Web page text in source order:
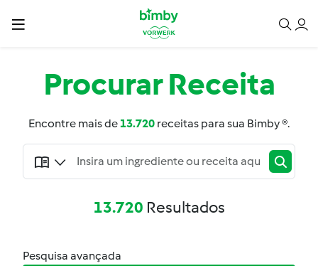
ProcurarReceita
Encontre mais de13.720 receitas para sua Bimby ®.
13.720 Resultados
Pesquisa avançada